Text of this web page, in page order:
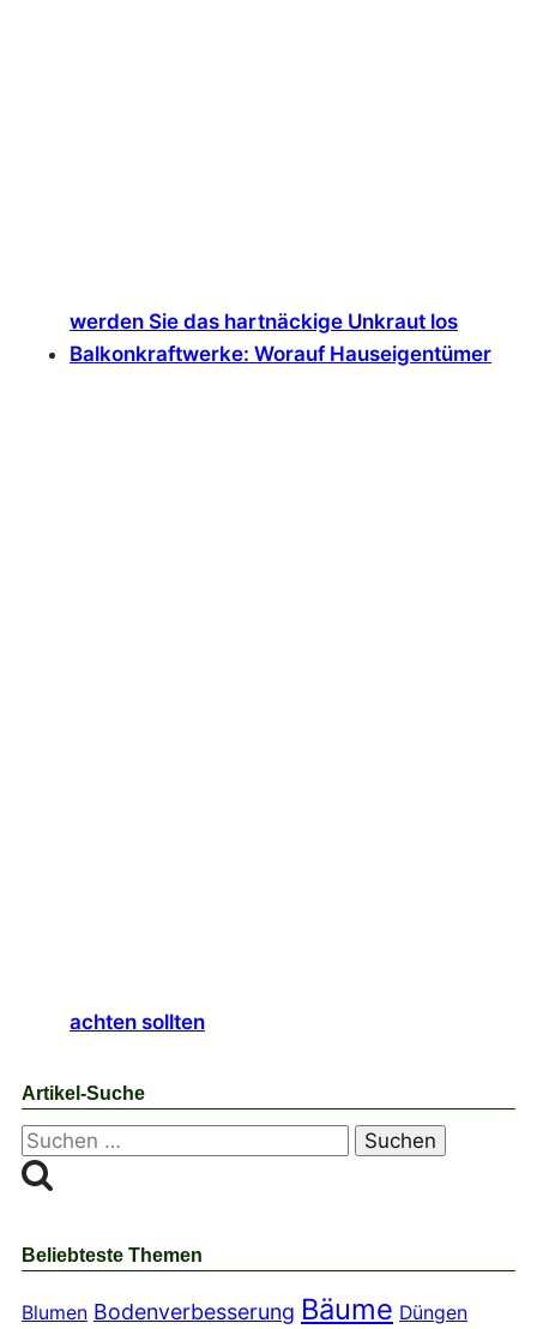
werden Sie das hartnäckige Unkraut los
Balkonkraftwerke: Worauf Hauseigentümer
achten sollten
Artikel-Suche
Suchen
nach:
Beliebteste Themen
Blumen Bodenverbesserung Bäume Düngen